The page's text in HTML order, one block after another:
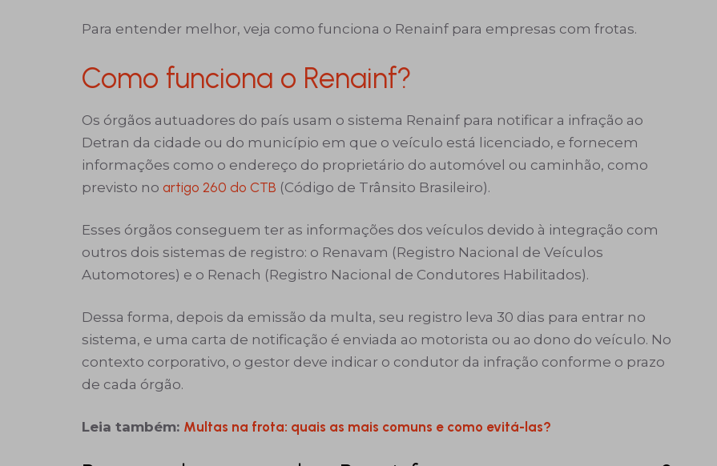
Para entender melhor, veja como funciona o Renainf para empresas com frotas.
Como funciona o Renainf?
Os órgãos autuadores do país usam o sistema Renainf para notificar a infração ao
Detran da cidade ou do município em que o veículo está licenciado, e fornecem
informações como o endereço do proprietário do automóvel ou caminhão, como
previsto no artigo 260 do CTB (Código de Trânsito Brasileiro).
Esses órgãos conseguem ter as informações dos veículos devido à integração com
outros dois sistemas de registro: o Renavam (Registro Nacional de Veículos
Automotores) e o Renach (Registro Nacional de Condutores Habilitados).
Dessa forma, depois da emissão da multa, seu registro leva 30 dias para entrar no
sistema, e uma carta de notificação é enviada ao motorista ou ao dono do veículo. No
contexto corporativo, o gestor deve indicar o condutor da infração conforme o prazo
de cada órgão.
Leia também: Multas na frota: quais as mais comuns e como evitá-las?